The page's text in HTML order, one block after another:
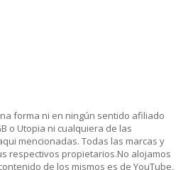
forma ni en ningún sentido afiliado
o Utopia ni cualquiera de las
mencionadas. Todas las marcas y
respectivos propietarios.No alojamos
de los mismos es de YouTube,